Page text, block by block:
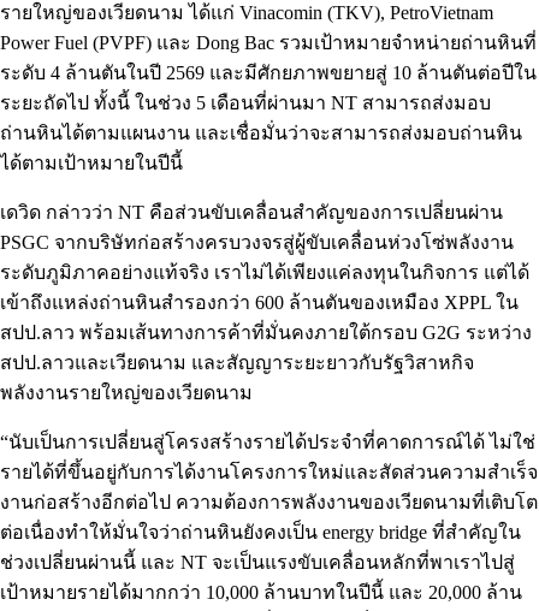
รายใหญ่ของเวียดนาม ได้แก่ Vinacomin (TKV), PetroVietnam
Power Fuel (PVPF) และ Dong Bac รวมเป้าหมายจำหน่ายถ่านหินที่
ระดับ 4 ล้านตันในปี 2569 และมีศักยภาพขยายสู่ 10 ล้านตันต่อปีใน
ระยะถัดไป ทั้งนี้ ในช่วง 5 เดือนที่ผ่านมา NT สามารถส่งมอบ
ถ่านหินได้ตามแผนงาน และเชื่อมั่นว่าจะสามารถส่งมอบถ่านหิน
ได้ตามเป้าหมายในปีนี้
เดวิด กล่าวว่า NT คือส่วนขับเคลื่อนสำคัญของการเปลี่ยนผ่าน
PSGC จากบริษัทก่อสร้างครบวงจรสู่ผู้ขับเคลื่อนห่วงโซ่พลังงาน
ระดับภูมิภาคอย่างแท้จริง เราไม่ได้เพียงแค่ลงทุนในกิจการ แต่ได้
เข้าถึงแหล่งถ่านหินสำรองกว่า 600 ล้านตันของเหมือง XPPL ใน
สปป.ลาว พร้อมเส้นทางการค้าที่มั่นคงภายใต้กรอบ G2G ระหว่าง
สปป.ลาวและเวียดนาม และสัญญาระยะยาวกับรัฐวิสาหกิจ
พลังงานรายใหญ่ของเวียดนาม
“นับเป็นการเปลี่ยนสู่โครงสร้างรายได้ประจำที่คาดการณ์ได้ ไม่ใช่
รายได้ที่ขึ้นอยู่กับการได้งานโครงการใหม่และสัดส่วนความสำเร็จ
งานก่อสร้างอีกต่อไป ความต้องการพลังงานของเวียดนามที่เติบโต
ต่อเนื่องทำให้มั่นใจว่าถ่านหินยังคงเป็น energy bridge ที่สำคัญใน
ช่วงเปลี่ยนผ่านนี้ และ NT จะเป็นแรงขับเคลื่อนหลักที่พาเราไปสู่
เป้าหมายรายได้มากกว่า 10,000 ล้านบาทในปีนี้ และ 20,000 ล้าน